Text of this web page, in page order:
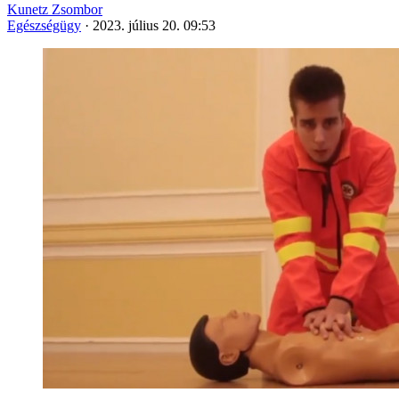
Kunetz Zsombor
Egészségügy · 2023. július 20. 09:53